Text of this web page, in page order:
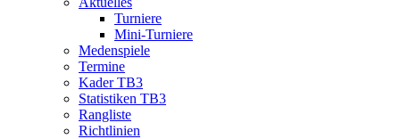
Turniere
Mini-Turniere
Medenspiele
Termine
Kader TB3
Statistiken TB3
Rangliste
Richtlinien